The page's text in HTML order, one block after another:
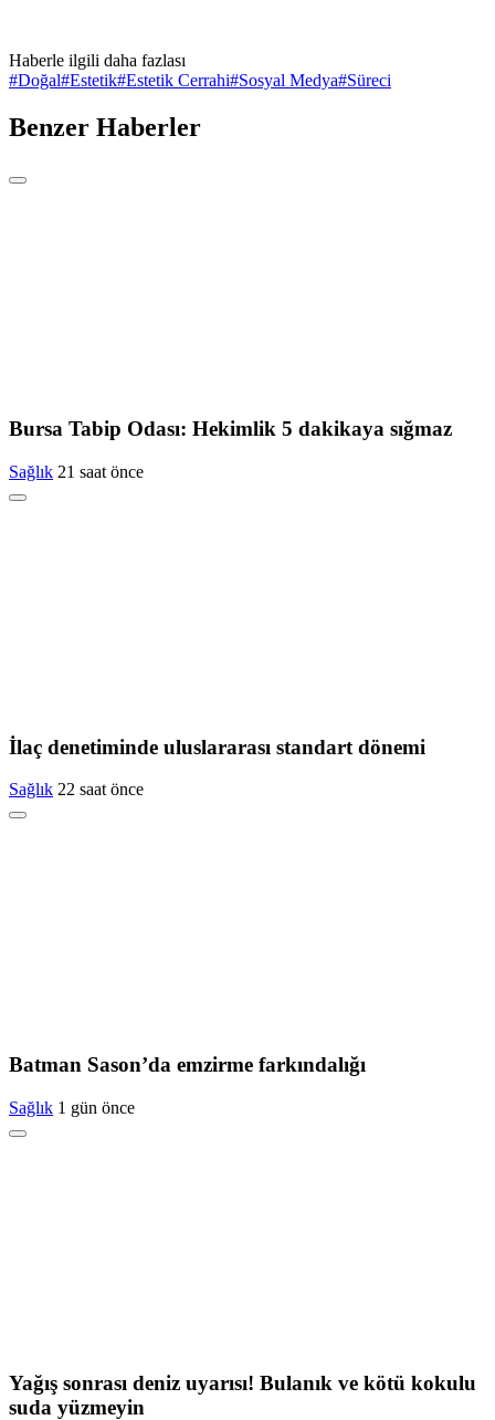
Haberle ilgili daha fazlası
#Doğal#Estetik#Estetik Cerrahi#Sosyal Medya#Süreci
Benzer Haberler
Bursa Tabip Odası: Hekimlik 5 dakikaya sığmaz
Sağlık 21 saat önce
İlaç denetiminde uluslararası standart dönemi
Sağlık 22 saat önce
Batman Sason’da emzirme farkındalığı
Sağlık 1 gün önce
Yağış sonrası deniz uyarısı! Bulanık ve kötü kokulu
suda yüzmeyin